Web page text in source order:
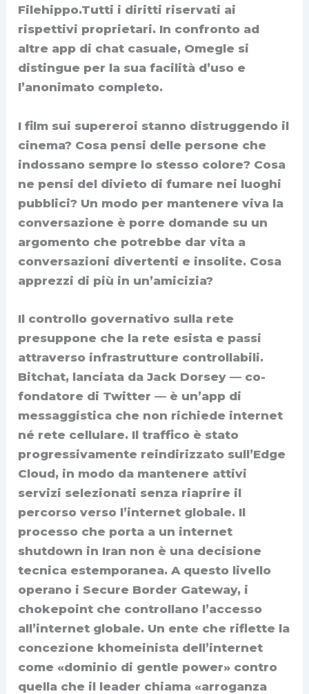
Filehippo.Tutti i diritti riservati ai
rispettivi proprietari. In confronto ad
altre app di chat casuale, Omegle si
distingue per la sua facilità d’uso e
l’anonimato completo.
I film sui supereroi stanno distruggendo il
cinema? Cosa pensi delle persone che
indossano sempre lo stesso colore? Cosa
ne pensi del divieto di fumare nei luoghi
pubblici? Un modo per mantenere viva la
conversazione è porre domande su un
argomento che potrebbe dar vita a
conversazioni divertenti e insolite. Cosa
apprezzi di più in un’amicizia?
Il controllo governativo sulla rete
presuppone che la rete esista e passi
attraverso infrastrutture controllabili.
Bitchat, lanciata da Jack Dorsey — co-
fondatore di Twitter — è un’app di
messaggistica che non richiede internet
né rete cellulare. Il traffico è stato
progressivamente reindirizzato sull’Edge
Cloud, in modo da mantenere attivi
servizi selezionati senza riaprire il
percorso verso l’internet globale. Il
processo che porta a un internet
shutdown in Iran non è una decisione
tecnica estemporanea. A questo livello
operano i Secure Border Gateway, i
chokepoint che controllano l’accesso
all’internet globale. Un ente che riflette la
concezione khomeinista dell’internet
come «dominio di gentle power» contro
quella che il leader chiama «arroganza